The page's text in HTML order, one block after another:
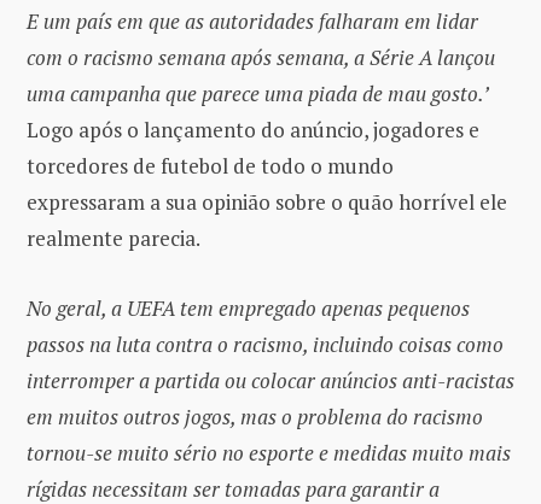
E um país em que as autoridades falharam em lidar
com o racismo semana após semana, a Série A lançou
uma campanha que parece uma piada de mau gosto.’
Logo após o lançamento do anúncio, jogadores e
torcedores de futebol de todo o mundo
expressaram a sua opinião sobre o quão horrível ele
realmente parecia.
No geral, a UEFA tem empregado apenas pequenos
passos na luta contra o racismo, incluindo coisas como
interromper a partida ou colocar anúncios anti-racistas
em muitos outros jogos, mas o problema do racismo
tornou-se muito sério no esporte e medidas muito mais
rígidas necessitam ser tomadas para garantir a